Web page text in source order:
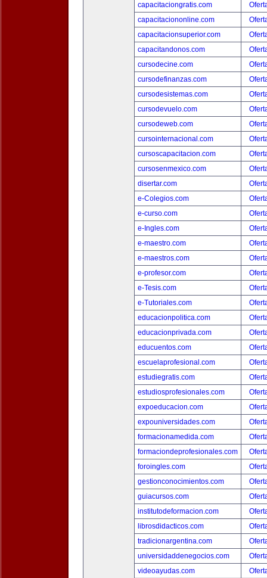
capacitaciongratis.com
capacitaciononline.com
capacitacionsuperior.com
capacitandonos.com
cursodecine.com
cursodefinanzas.com
cursodesistemas.com
cursodevuelo.com
cursodeweb.com
cursointernacional.com
cursoscapacitacion.com
cursosenmexico.com
disertar.com
e-Colegios.com
e-curso.com
e-Ingles.com
e-maestro.com
e-maestros.com
e-profesor.com
e-Tesis.com
e-Tutoriales.com
educacionpolitica.com
educacionprivada.com
educuentos.com
escuelaprofesional.com
estudiegratis.com
estudiosprofesionales.com
expoeducacion.com
expouniversidades.com
formacionamedida.com
formaciondeprofesionales.com
foroingles.com
gestionconocimientos.com
guiacursos.com
institutodeformacion.com
librosdidacticos.com
tradicionargentina.com
universidaddenegocios.com
videoayudas.com